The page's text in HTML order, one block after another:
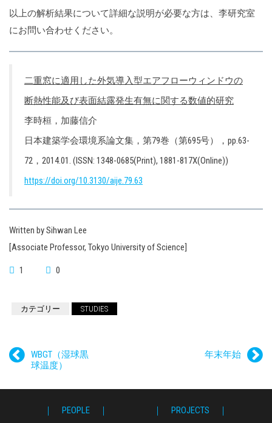
以上の解析結果について詳細な説明が必要な方は、李研究室
にお問い合わせください。
二重窓に適用した外気導入型エアフローウィンドウの
断熱性能及び表面結露発生有無に関する数値的研究
李時桓，加藤信介
日本建築学会環境系論文集，第79巻（第695号），pp.63-
72，2014.01. (ISSN: 1348-0685(Print), 1881-817X(Online))
https://doi.org/10.3130/aije.79.63
Written by Sihwan Lee
[Associate Professor, Tokyo University of Science]
1 0
カテゴリー STUDIES
WBGT（湿球黒
球温度）
年末年始
｜ PEOPLE ｜ ｜ PROJECTS ｜